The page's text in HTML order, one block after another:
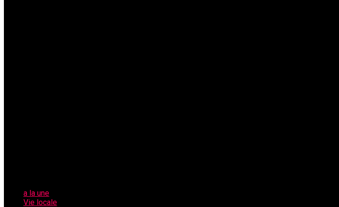
a la une
Vie locale